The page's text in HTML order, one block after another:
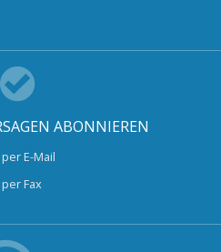
ABONNIEREN
E-Mail
Fax